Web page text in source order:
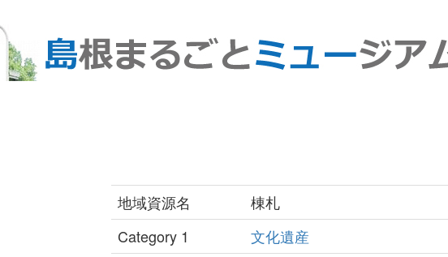
地域資源名
棟札
Category 1
文化遺産